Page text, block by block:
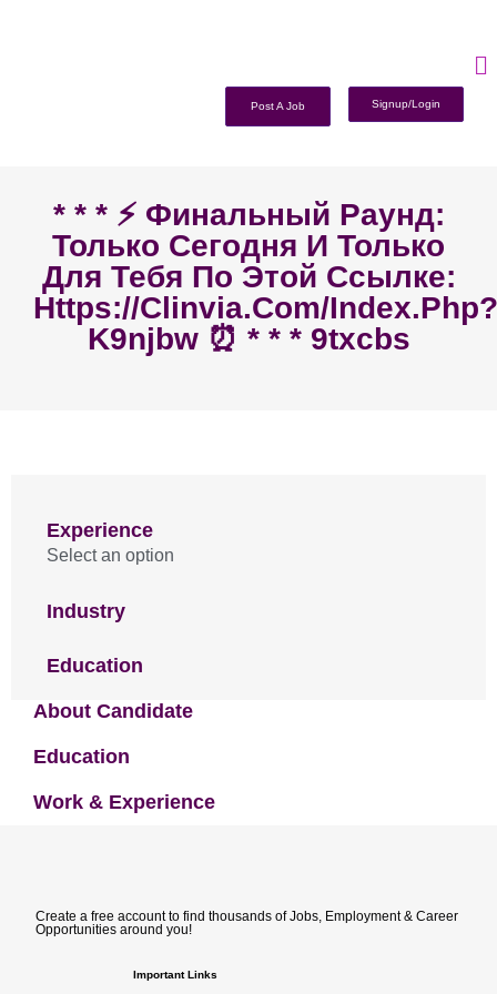
Post A Job Signup/Login
* * * ⚡️ Финальный Раунд:
Только Сегодня И Только
Для Тебя По Этой Ссылке:
Https://clinvia.com/index.php?
K9njbw ⏰ * * * 9txcbs
Experience
Select an option
Industry
Education
About Candidate
Education
Work & Experience
Create a free account to find thousands of Jobs, Employment & Career
Opportunities around you!
Important Links